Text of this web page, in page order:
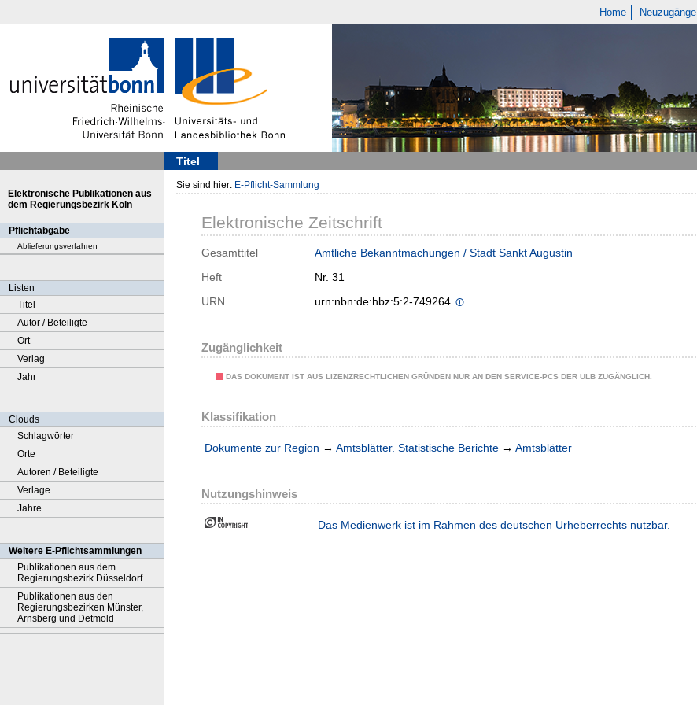
Home Neuzugänge
Titel
Elektronische Publikationen aus
dem Regierungsbezirk Köln
Pflichtabgabe
Ablieferungsverfahren
Listen
Titel
Autor / Beteiligte
Ort
Verlag
Jahr
Clouds
Schlagwörter
Orte
Autoren / Beteiligte
Verlage
Jahre
Weitere E-Pflichtsammlungen
Publikationen aus dem
Regierungsbezirk Düsseldorf
Publikationen aus den
Regierungsbezirken Münster,
Arnsberg und Detmold
Sie sind hier: E-Pflicht-Sammlung
Elektronische Zeitschrift
Gesamttitel
Amtliche Bekanntmachungen / Stadt Sankt Augustin
Heft
Nr. 31
URN
urn:nbn:de:hbz:5:2-749264
Zugänglichkeit
DAS DOKUMENT IST AUS LIZENZRECHTLICHEN GRÜNDEN NUR AN DEN SERVICE-PCS DER ULB ZUGÄNGLICH.
Klassifikation
Dokumente zur Region → Amtsblätter. Statistische Berichte → Amtsblätter
Nutzungshinweis
Das Medienwerk ist im Rahmen des deutschen Urheberrechts nutzbar.